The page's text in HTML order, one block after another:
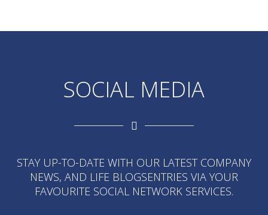
SOCIAL MEDIA
STAY UP-TO-DATE WITH OUR LATEST COMPANY
NEWS, AND LIFE BLOGSENTRIES VIA YOUR
FAVOURITE SOCIAL NETWORK SERVICES.